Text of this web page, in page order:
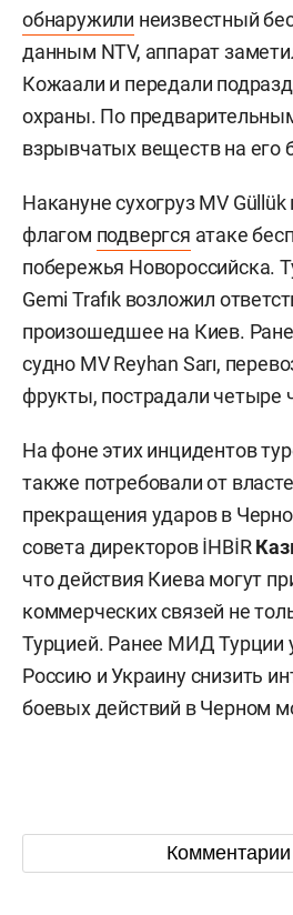
обнаружили неизвестный
данным NTV, аппарат
Кожаали и передали
охраны. По
взрывчатых веществ на его
Накануне сухогруз MV
флагом подвергся атаке
побережья Новороссийска.
Gemi Trafık возложил
произошедшее на Киев.
судно MV Reyhan Sarı,
фрукты, пострадали четыре
На фоне этих инцидентов
также потребовали от
прекращения ударов в
совета директоров İHBİR
что действия Киева могут
коммерческих связей не
Турцией. Ранее МИД Турции
Россию и Украину снизить
боевых действий в Черном
Комментарии